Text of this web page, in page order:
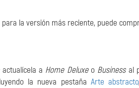
para la versión más reciente, puede
actualícela a Home Deluxeo Businessal
la nueva pestaña Arte abstracto,